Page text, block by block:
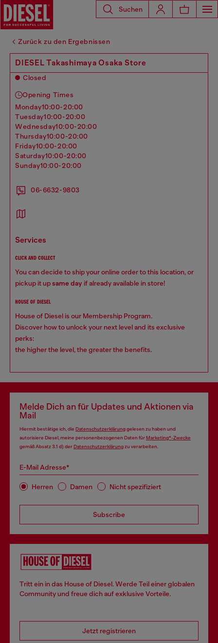
Suchen
Zurück zu den Ergebnissen
DIESEL Takashimaya Osaka Store
Closed
Opening Times
monday10:00-20:00
tuesday10:00-20:00
wednesday10:00-20:00
thursday10:00-20:00
friday10:00-20:00
saturday10:00-20:00
sunday10:00-20:00
06-6632-9803
services
CLICK AND COLLECT
You can decide to ship your online order to this location, or
pickup it upsame day if already available in store!
HOUSE OF DIESEL
House of Diesel is our Membership Program.
Discover how to unlock your next level and its exclusive
perks:
the higher the level, the greater the benefits.
Melde Dich an für Updates und Aktionen via
Mail
Hiermit bestätige ich, die Datenschutzerklärunggelesen zu haben und
autorisiere Diesel, meine personenbezogenen Daten fürMarketing*-Zwecke
gemäß Absatz 3.1 d) derDatenschutzerklärungzu verarbeiten.
E-Mail Adresse*
Herren Damen Nicht spezifiziert
Subscribe
Tritt ein in das House of Diesel. Werde Teil einer globalen
Community und freue dich auf exklusive Vorteile.
Jetzt registrieren